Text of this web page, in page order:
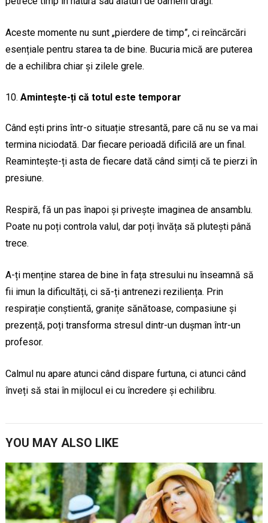
Aceste momente nu sunt „pierdere de timp”, ci reîncărcări
esențiale pentru starea ta de bine. Bucuria mică are puterea
de a echilibra chiar și zilele grele.
Amintește-ți că totul este temporar
Când ești prins într-o situație stresantă, pare că nu se va mai
termina niciodată. Dar fiecare perioadă dificilă are un final.
Reamintește-ți asta de fiecare dată când simți că te pierzi în
presiune.
Respiră, fă un pas înapoi și privește imaginea de ansamblu.
Poate nu poți controla valul, dar poți învăța să plutești până
trece.
A-ți menține starea de bine în fața stresului nu înseamnă să
fii imun la dificultăți, ci să-ți antrenezi reziliența. Prin
respirație conștientă, granițe sănătoase, compasiune și
prezență, poți transforma stresul dintr-un dușman într-un
profesor.
Calmul nu apare atunci când dispare furtuna, ci atunci când
înveți să stai în mijlocul ei cu încredere și echilibru.
YOU MAY ALSO LIKE